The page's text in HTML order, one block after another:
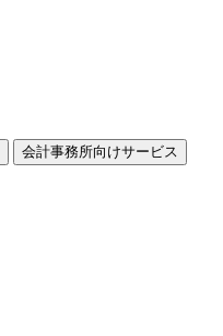
会計事務所向けサービス